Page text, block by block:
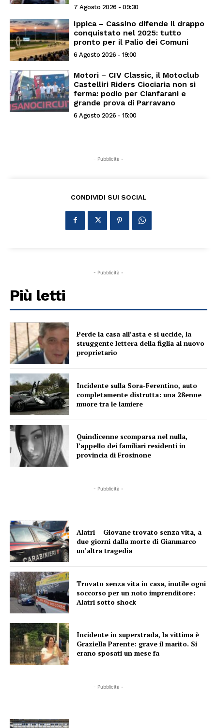
7 Agosto 2026 - 09:30
Ippica – Cassino difende il drappo
conquistato nel 2025: tutto
pronto per il Palio dei Comuni
6 Agosto 2026 - 19:00
Motori – CIV Classic, il Motoclub
Castelliri Riders Ciociaria non si
ferma: podio per Cianfarani e
grande prova di Parravano
6 Agosto 2026 - 15:00
- Pubblicità -
CONDIVIDI SUI SOCIAL
- Pubblicità -
Più letti
Perde la casa all’asta e si uccide, la
struggente lettera della figlia al nuovo
proprietario
Incidente sulla Sora-Ferentino, auto
completamente distrutta: una 28enne
muore tra le lamiere
Quindicenne scomparsa nel nulla,
l’appello dei familiari residenti in
provincia di Frosinone
- Pubblicità -
Alatri – Giovane trovato senza vita, a
due giorni dalla morte di Gianmarco
un’altra tragedia
Trovato senza vita in casa, inutile ogni
soccorso per un noto imprenditore:
Alatri sotto shock
Incidente in superstrada, la vittima è
Graziella Parente: grave il marito. Si
erano sposati un mese fa
- Pubblicità -